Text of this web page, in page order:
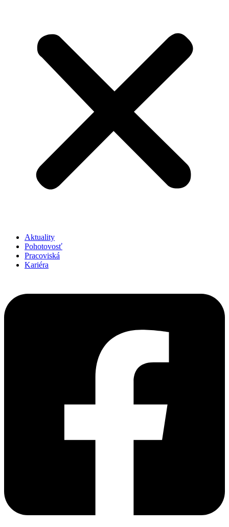
Aktuality
Pohotovosť
Pracoviská
Kariéra